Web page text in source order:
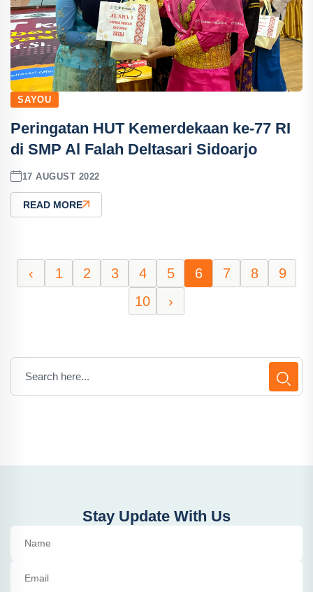
SAYOU
Peringatan HUT Kemerdekaan ke-77 RI
di SMP Al Falah Deltasari Sidoarjo
17 AUGUST 2022
READ MORE
‹ 1 2 3 4 5 6 7 8
9
10
›
Stay Update With Us